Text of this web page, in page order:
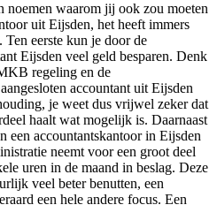
noemen waarom jij ook zou moeten
uit Eijsden, het heeft immers
eerste kun je door de
Eijsden veel geld besparen. Denk
regeling en de
accountant uit Eijsden
je weet dus vrijwel zeker dat
haalt wat mogelijk is. Daarnaast
een accountantskantoor in Eijsden
neemt voor een groot deel
uren in de maand in beslag. Deze
veel beter benutten, een
een hele andere focus. Een